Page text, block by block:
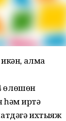
икән, алма
өлөшөн
һәм иртә
ихтыяж